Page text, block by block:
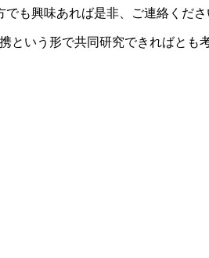
も興味あれば是非、ご連絡くださ
という形で共同研究できればとも